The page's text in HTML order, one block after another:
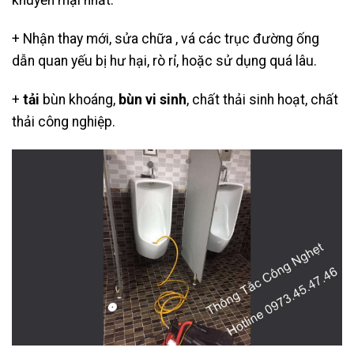
+ Nhận thay mới, sửa chữa , vá các trục đường ống
dẫn quan yếu bị hư hại, rò rỉ, hoặc sử dụng quá lâu.
+ tải bùn khoáng, bùn vi sinh, chất thải sinh hoạt, chất
thải công nghiệp.